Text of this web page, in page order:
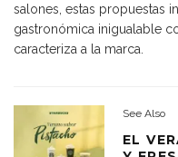
salones, estas propuestas
gastronómica inigualable
caracteriza a la marca.
See Also
EL